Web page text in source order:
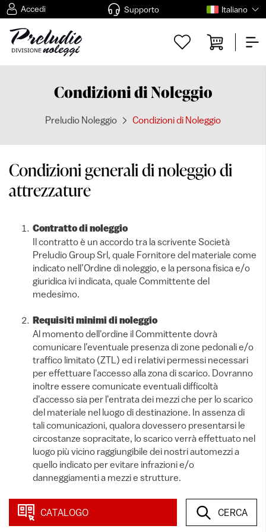
Accedi Supporto Italiano
Condizioni di Noleggio
Preludio Noleggio Condizioni di Noleggio
Condizioni generali di noleggio di
attrezzature
Contratto di noleggio
Il contratto è un accordo tra la scrivente Società
Preludio Group Srl, quale Fornitore del materiale come
indicato nell’Ordine di noleggio, e la persona fisica e/o
giuridica ivi indicata, quale Committente del
medesimo.
Requisiti minimi di noleggio
Al momento dell'ordine il Committente dovrà
comunicare l'eventuale presenza di zone pedonali e/o
traffico limitato (ZTL) ed i relativi permessi necessari
per effettuare l'accesso alla zona di scarico. Dovranno
inoltre essere comunicate eventuali difficoltà
d'accesso sia per l'entrata dei mezzi che per lo scarico
del materiale nel luogo di destinazione. In assenza di
tali comunicazioni, qualora dovessero presentarsi le
circostanze sopracitate, lo scarico verrà effettuato nel
luogo più vicino raggiungibile dei nostri automezzi a
quello indicato per evitare infrazioni e/o
danneggiamenti a mezzi e strutture.
Consegna e scarico del materiale
Il materiale può essere consegnato a destinazione
CATALOGO CERCA